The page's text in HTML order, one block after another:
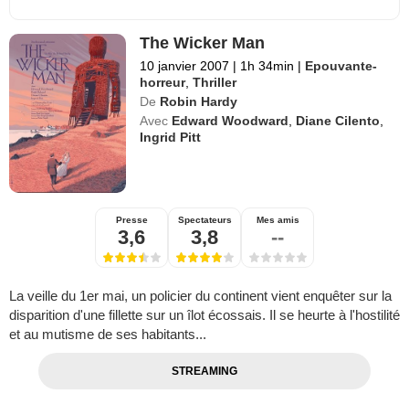
The Wicker Man
10 janvier 2007 | 1h 34min | Epouvante-
horreur,Thriller
De Robin Hardy
Avec Edward Woodward Diane Cilento
Ingrid Pitt
Presse
3,6
Spectateurs
3,8
Mes amis
--
La veille du 1er mai, un policier du continent vient enquêter sur la
disparition d'une fillette sur un îlot écossais. Il se heurte à l'hostilité
et au mutisme de ses habitants...
STREAMING